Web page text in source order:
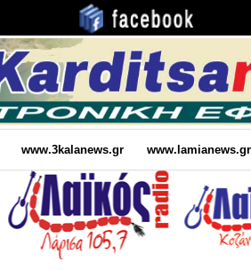
www.3kalanews.gr www.lamianews.gr